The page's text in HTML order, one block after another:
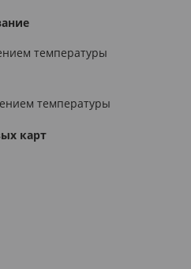
температуры
температуры
карт